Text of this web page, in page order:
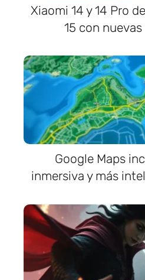
Xiaomi 14 y 14 Pro
15 con
Google Maps
inmersiva y más